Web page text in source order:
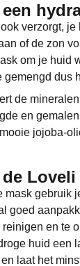
verzorgt,
of de zon
om je huid
gemengd dus
de
en
jojoba-
Loveli
mask gebruik
goed
en te
huid een
laat het